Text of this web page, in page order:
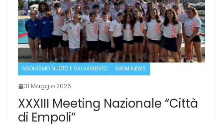
AGONISMO NUOTO E SALVAMENTO SWIM NEWS
31 Maggio 2026
XXXIII Meeting Nazionale “Città
di Empoli”